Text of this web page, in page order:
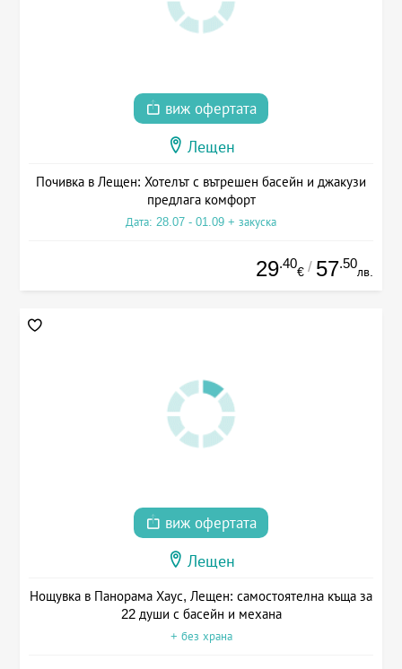
виж офертата
Лещен
Почивка в Лещен: Хотелът с вътрешен басейн и джакузи
предлага комфорт
Дата: 28.07 - 01.09 + закуска
29.40
€ / 57.50
лв.
виж офертата
Лещен
Нощувка в Панорама Хаус, Лещен: самостоятелна къща за
22 души с басейн и механа
+ без храна